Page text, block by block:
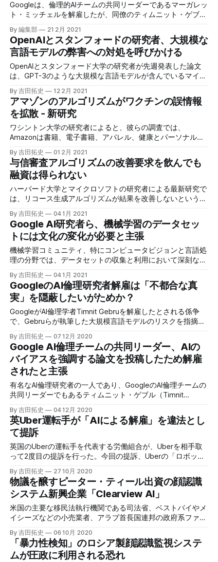
Googleは、倫理的AIチームの共同リーダーであるマーガレッ
ト・ミッチェルを解雇したが、同僚のティムニット・ゲブル
に対する差別の証拠を見つけるために、自動スクリプトを使
ってメールを調べたことが原因だという。
By 編集部 21 2月 2021
OpenAIとスタンフォードの研究者、大規模な
言語モデルの弊害への対処を呼びかける
OpenAIとスタンフォード大学の研究者が先週発表した論文
は、GPT-3のような大規模な言語モデルが含んでいるマイノ
リティへのバイアスに対処するための緊急行動を呼びかけ
た。
By 吉田拓史 12 2月 2021
アマゾンのアルゴリズムがワクチンの誤情報
を拡散 - 新研究
ワシントン大学の研究者によると、彼らの調査では、
Amazonは書籍、電子書籍、アパレル、健康とパーソナルケ
アなどのカテゴリに属する健康に関する誤った情報を提供す
る製品を「大量に」ホストしていることが明らかになった。
By 吉田拓史 01 2月 2021
与信審査アルゴリズムの改善要求を飲んでも
融資は得られない
ハーバード大学とマイクロソフトの研究者による最新研究で
は、リコース生成アルゴリズムが結果を改善しないという強
い証拠が見つかった。それは、銀行や金融機関などの利害関
係者がモデルを再教育して更新したり、データの新しいパタ
ーンに適応するためにフレームワークを使用したりすると、
アルゴリズムによって生成されたリコースが無効になる傾向
があるからだ。
By 吉田拓史 04 1月 2021
Google AI研究者ら、機械学習のデータセッ
トには文化の変化が必要と主張
機械学習コミュニティ、特にコンピュータビジョンと言語処
理の分野では、データセットの収集と利用において深刻な文
化の問題を抱えている、と今月初めに発表された、Google
ResearchのリサーチサイエンティストEmily Dentonらが共著
した論文は主張している。
By 吉田拓史 04 1月 2021
GoogleのAI倫理研究者解雇は「不都合な真
実」を隠蔽したいがためか？
GoogleがAI倫理学者Timnit Gebruを解雇したとされる係争
で、Gebruらが執筆した大規模言語モデルのリスクを指摘す
る論文がその発端となったと彼女は主張している。論文はモ
デルが適用されているGoogleの検索やクラウド製品、ま
た、Transformer、BERT等のAI研究チームの主要な業績に疑
問を投げかけるものであり、Googleがビジネス上の利益を
倫理に対して優先したかという疑問に回答しないといけな
い。
By 吉田拓史 07 12月 2020
Google AI倫理チームの共同リーダー、AIの
バイアスを強調する論文を投稿したため解雇
されたと主張
有名なAI倫理研究者の一人であり、GoogleのAI倫理チームの
共同リーダーでもあるティムニット・ゲブル（Timnit
Gebru）は、GoogleのAIのバイアスを強調する論文を執筆し
たせいで解雇されたと主張した。Google AI側は辞意を受理
したと反論しており、双方の主張が食い違っている。
By 吉田拓史 04 12月 2020
英Uber運転手が「AIによる解雇」を違法とし
て提訴
英国のUberの運転手を代表する労働組合が、Uberを相手取
って2度目の提訴を行った。今回の提訴、Uberの「ロボット
による解雇」行為が、自動化された意思決定から個人を保護
することを求めるEU一般データ保護規則（GDPR）の第22条
に違反していると主張している。
By 吉田拓史 27 10月 2020
物議を醸すピーター・ティール出資の顔認識
システム新興企業「Clearview AI」
米国の主要な移民法執行機関である司法省、ベストバイやメ
イシーズなどの小売業者、アラブ首長国連邦の政府系ファン
ドは、ソーシャルメディアやウェブ上の数十億枚の写真をス
クレイピングしてデータベース化し、物議を醸している顔認
識スタートアップClearview AIの顧客として世界中の数千の
政府機関や民間企業の中にリストアップされている。
By 吉田拓史 06 10月 2020
「暴力性検知」のロシア製顔認識監視システ
ムが圧政に利用される恐れ